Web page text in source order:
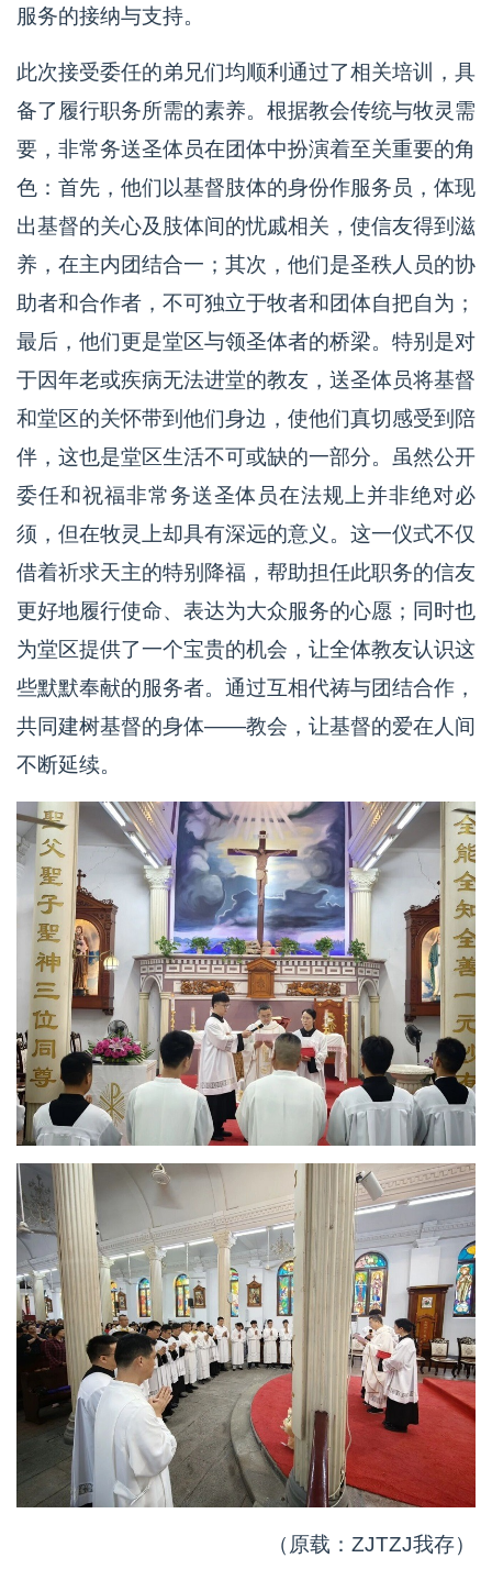
服务的接纳与支持。
此次接受委任的弟兄们均顺利通过了相关培训，具
备了履行职务所需的素养。根据教会传统与牧灵需
要，非常务送圣体员在团体中扮演着至关重要的角
色：首先，他们以基督肢体的身份作服务员，体现
出基督的关心及肢体间的忧戚相关，使信友得到滋
养，在主内团结合一；其次，他们是圣秩人员的协
助者和合作者，不可独立于牧者和团体自把自为；
最后，他们更是堂区与领圣体者的桥梁。特别是对
于因年老或疾病无法进堂的教友，送圣体员将基督
和堂区的关怀带到他们身边，使他们真切感受到陪
伴，这也是堂区生活不可或缺的一部分。虽然公开
委任和祝福非常务送圣体员在法规上并非绝对必
须，但在牧灵上却具有深远的意义。这一仪式不仅
借着祈求天主的特别降福，帮助担任此职务的信友
更好地履行使命、表达为大众服务的心愿；同时也
为堂区提供了一个宝贵的机会，让全体教友认识这
些默默奉献的服务者。通过互相代祷与团结合作，
共同建树基督的身体——教会，让基督的爱在人间
不断延续。
（原载：ZJTZJ我存）